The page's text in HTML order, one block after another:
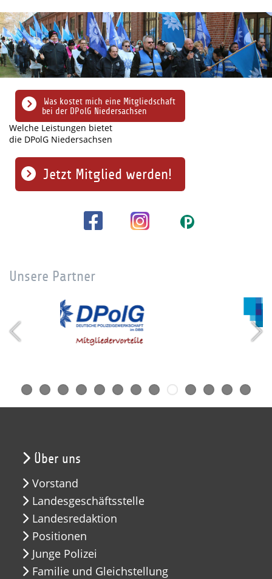
Was kostet mich eine Mitgliedschaft
bei der DPolG Niedersachsen
Welche Leistungen bietet
die DPolG Niedersachsen
Jetzt Mitglied werden!
Unsere Partner
Über uns
Vorstand
Landesgeschäftsstelle
Landesredaktion
Positionen
Junge Polizei
Familie und Gleichstellung